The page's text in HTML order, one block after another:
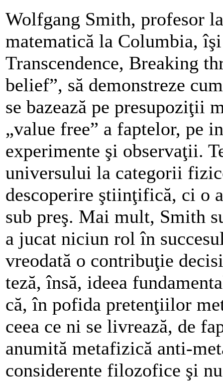
Wolfgang Smith, profesor
matematică la Columbia,
Transcendence, Breaking
belief”, să demonstreze
se bazează pe presupoziţii
„value free” a faptelor, pe
experimente şi observaţii.
universului la categorii
descoperire ştiinţifică, ci o
sub preş. Mai mult, Smith
a jucat niciun rol în
vreodată o contribuţie
teză, însă, ideea
că, în pofida pretenţiilor
ceea ce ni se livrează, de
anumită metafizică anti-
considerente filozofice şi